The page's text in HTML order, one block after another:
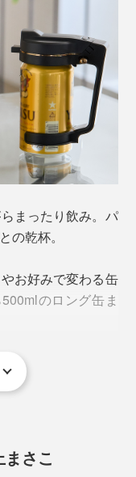
スグレモノ。
サーバーの注ぎ口
の溝にカチッとは
が、「トロ泡サー
。
「エンジェルリン
まったり飲み。パ
の乾杯。
お好みで変わる缶
のロング缶ま
まさこ